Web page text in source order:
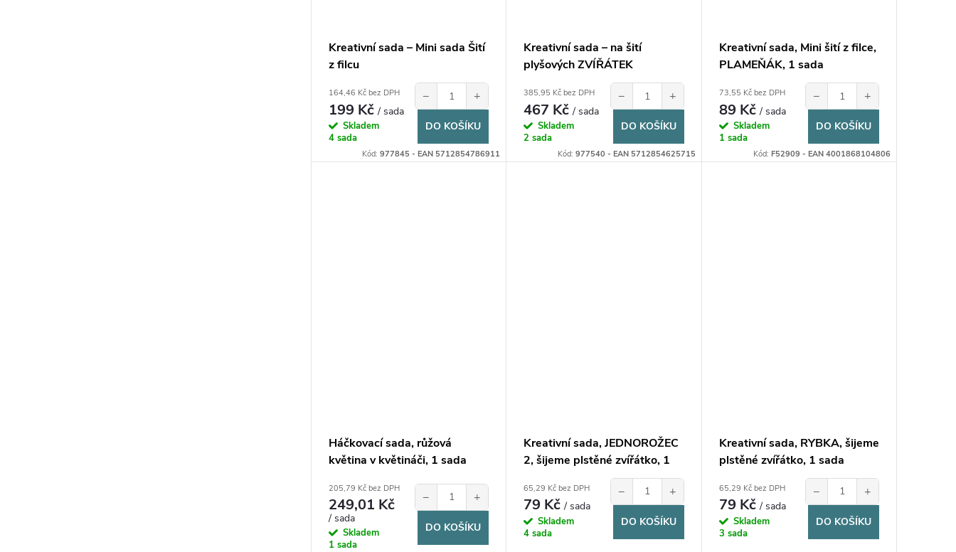
Kreativní sada – Mini sada Šití
z filcu
164,46 Kč bez DPH
199 Kč/ sada
Skladem
4 sada
− +
DO KOŠÍKU
Kód:977845 - EAN 5712854786911
Kreativní sada – na šití
plyšových ZVÍŘÁTEK
385,95 Kč bez DPH
467 Kč/ sada
Skladem
2 sada
− +
DO KOŠÍKU
Kód: 977540 - EAN 5712854625715
Kreativní sada, Mini šití z filce,
PLAMEŇÁK, 1 sada
73,55 Kč bez DPH
89 Kč/ sada
Skladem
1 sada
− +
DO KOŠÍKU
Kód: F52909 - EAN 4001868104806
Háčkovací sada, růžová
květina v květináči, 1 sada
205,79 Kč bez DPH
249,01 Kč
/ sada
Skladem
1 sada
− +
DO KOŠÍKU
Kreativní sada, JEDNOROŽEC
2, šijeme plstěné zvířátko, 1
65,29 Kč bez DPH
79 Kč/ sada
Skladem
4 sada
− +
DO KOŠÍKU
Kreativní sada, RYBKA, šijeme
plstěné zvířátko, 1 sada
65,29 Kč bez DPH
79 Kč/ sada
Skladem
3 sada
− +
DO KOŠÍKU